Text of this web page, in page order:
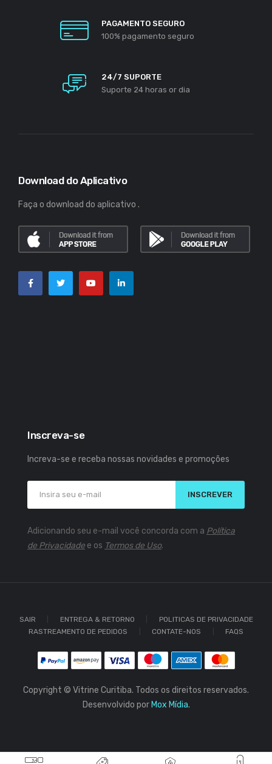
PAGAMENTO SEGURO
100% pagamento seguro
24/7 SUPORTE
Suporte 24 horas or dia
Download do Aplicativo
Faça o download do aplicativo .
Inscreva-se
Increva-se e receba nossas novidades e promoções
INSCREVER
Adicionando seu e-mail você concorda com a Política
de Privacidade e os Termos de Uso.
SAIR ENTREGA & RETORNO
POLITICAS DE PRIVACIDADE
RASTREAMENTO DE PEDIDOS
CONTATE-NOS FAQS
Copyright © Vitrine Curitiba. Todos os direitos reservados.
Desenvolvido por Mox Mídia.